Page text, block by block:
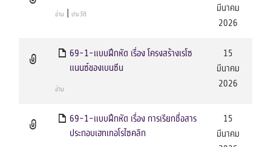
อ่าน | ประวัติ
มีนาคม
2026
69-1-แบบฝึกหัด เรื่อง โครงสร้างเรโซ
แนนซ์ของเบนซีน
อ่าน
15
มีนาคม
2026
69-1-แบบฝึกหัด เรื่อง การเรียกชื่อสาร
ประกอบเฮทเทอโรไซคลิก
15
มีนาคม